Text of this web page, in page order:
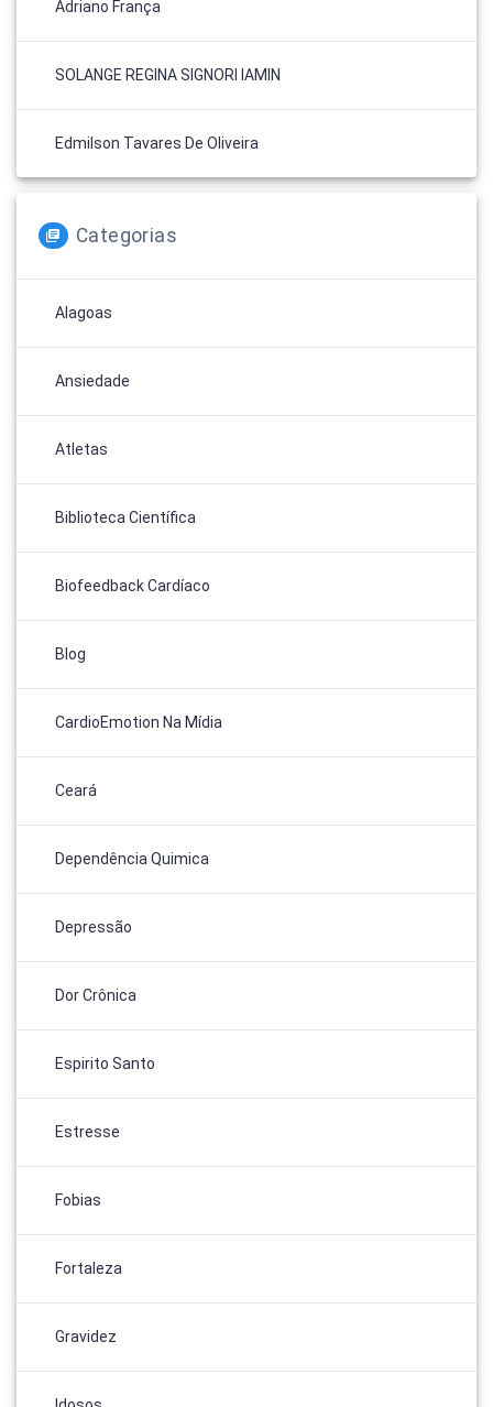
Adriano França
SOLANGE REGINA SIGNORI IAMIN
Edmilson Tavares De Oliveira
Categorias
Alagoas
Ansiedade
Atletas
Biblioteca Científica
Biofeedback Cardíaco
Blog
CardioEmotion Na Mídia
Ceará
Dependência Quimica
Depressão
Dor Crônica
Espirito Santo
Estresse
Fobias
Fortaleza
Gravidez